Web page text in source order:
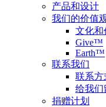
产品和设计
我们的价值
文化和
Give™
Earth™
联系我们
联系方
给我们
捐赠计划